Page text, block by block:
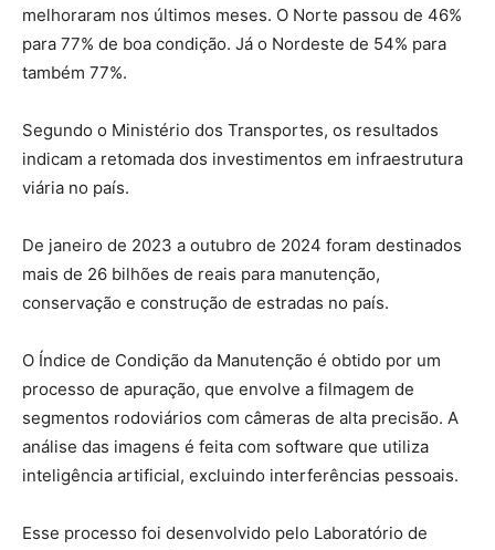
melhoraram nos últimos meses. O Norte passou de 46%
para 77% de boa condição. Já o Nordeste de 54% para
também 77%.
Segundo o Ministério dos Transportes, os resultados
indicam a retomada dos investimentos em infraestrutura
viária no país.
De janeiro de 2023 a outubro de 2024 foram destinados
mais de 26 bilhões de reais para manutenção,
conservação e construção de estradas no país.
O Índice de Condição da Manutenção é obtido por um
processo de apuração, que envolve a filmagem de
segmentos rodoviários com câmeras de alta precisão. A
análise das imagens é feita com software que utiliza
inteligência artificial, excluindo interferências pessoais.
Esse processo foi desenvolvido pelo Laboratório de